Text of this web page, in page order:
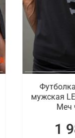
мужская
Меч
1